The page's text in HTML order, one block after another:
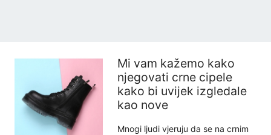
Mi vam kažemo kako
njegovati crne cipele
kako bi uvijek izgledale
kao nove
Mnogi ljudi vjeruju da se na crnim